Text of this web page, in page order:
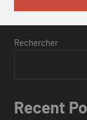
Rechercher
Recent